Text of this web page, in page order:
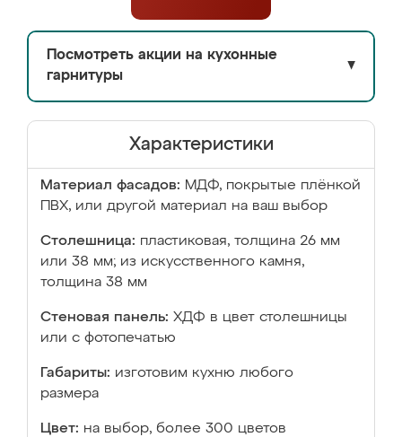
Посмотреть акции на кухонные
гарнитуры
▼
Характеристики
Материал фасадов: МДФ, покрытые плёнкой
ПВХ, или другой материал на ваш выбор
Столешница: пластиковая, толщина 26 мм
или 38 мм; из искусственного камня,
толщина 38 мм
Стеновая панель: ХДФ в цвет столешницы
или с фотопечатью
Габариты: изготовим кухню любого
размера
Цвет: на выбор, более 300 цветов